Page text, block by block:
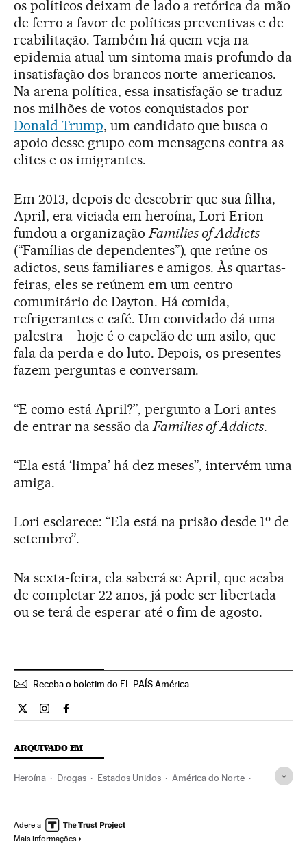
os políticos deixam de lado a retórica da mão
de ferro a favor de políticas preventivas e de
reabilitação. Também há quem veja na
epidemia atual um sintoma mais profundo da
insatisfação dos brancos norte-americanos.
Na arena política, essa insatisfação se traduz
nos milhões de votos conquistados por
Donald Trump, um candidato que busca o
apoio desse grupo com mensagens contra as
elites e os imigrantes.
Em 2013, depois de descobrir que sua filha,
April, era viciada em heroína, Lori Erion
fundou a organizaçãoFamilies of Addicts
(“Famílias de dependentes”), que reúne os
adictos, seus familiares e amigos. Às quartas-
feiras, eles se reúnem em um centro
comunitário de Dayton. Há comida,
refrigerantes e café. Um convidado dá uma
palestra – hoje é o capelão de um asilo, que
fala da perda e do luto. Depois, os presentes
fazem perguntas e conversam.
“E como está April?”, pergunto a Lori antes
de entrar na sessão daFamilies of Addicts.
“Ela está ‘limpa’ há dez meses”, intervém uma
amiga.
Lori esclarece: “Ela está na prisão desde 1o de
setembro”.
Na sexta-feira, ela saberá se April, que acaba
de completar 22 anos, já pode ser libertada
ou se terá de esperar até o fim de agosto.
Receba o boletim do EL PAÍS América
Internacional El País Brasil en Twitter
Internacional El País Brasil en Instagram
Internacional El País Brasil en Facebook
ARQUIVADO EM
Heroína Drogas Estados Unidos América do Norte
Adere a
Mais informações